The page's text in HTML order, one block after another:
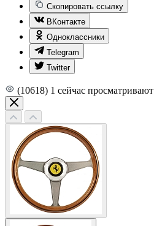
Скопировать ссылку
ВКонтакте
Одноклассники
Telegram
Twitter
(10618) 1 сейчас просматривают